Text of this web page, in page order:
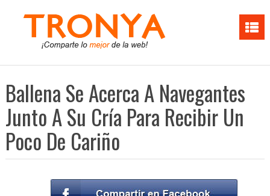
Ballena Se Acerca A Navegantes
Junto A Su Cría Para Recibir Un
Poco De Cariño